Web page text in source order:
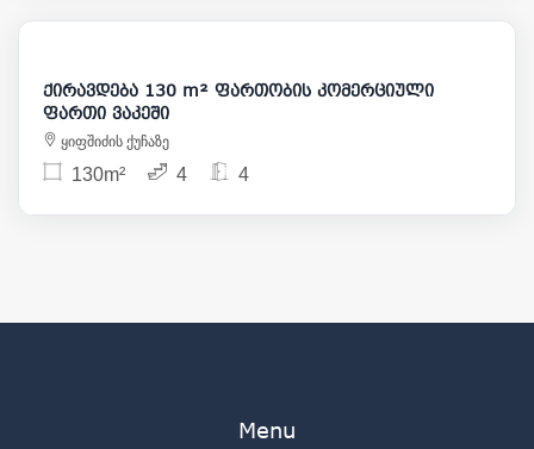
3 800
ქირავდება 130 m² ფართობის კომერციული
ფართი ვაკეში
ყიფშიძის ქუჩაზე
130m² 4 4
Menu